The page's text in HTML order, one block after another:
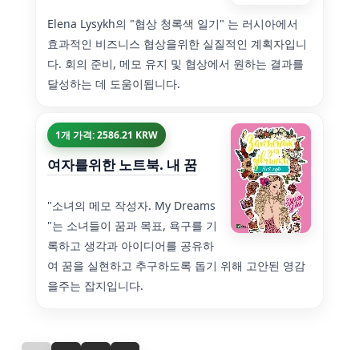
Elena Lysykh의 "협상 청록색 일기" 는 러시아에서
효과적인 비즈니스 협상을위한 실질적인 계획자입니
다. 회의 준비, 메모 유지 및 협상에서 원하는 결과를
달성하는 데 도움이됩니다.
1개 가격: 2586.21 KRW
여자를위한 노트북. 내 꿈
"소녀의 메모 작성자. My Dreams
"는 소녀들이 꿈과 목표, 욕구를 기
록하고 생각과 아이디어를 공유하
여 꿈을 실현하고 추구하도록 돕기 위해 고안된 영감
을주는 잡지입니다.